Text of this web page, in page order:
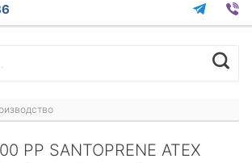
PP SANTOPRENE ATEX